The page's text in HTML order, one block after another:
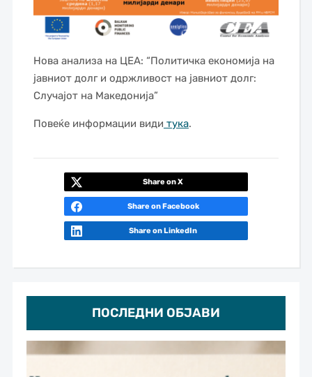
ПОСЛЕДНИ ОБЈАВИ
Нова анализа на ЦЕА: “Политичка економија на
јавниот долг и одржливост на јавниот долг:
Случајот на Македонија”
Повеќе информации види тука.
Share on X
Share on Facebook
Share on LinkedIn